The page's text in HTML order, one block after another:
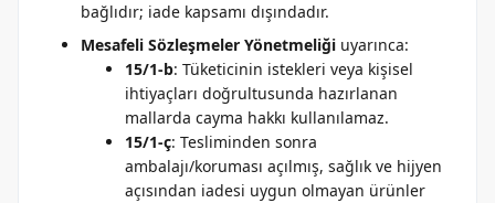
bağlıdır; iade kapsamı dışındadır.
Mesafeli Sözleşmeler Yönetmeliği uyarınca:
15/1-b: Tüketicinin istekleri veya kişisel
ihtiyaçları doğrultusunda hazırlanan
mallarda cayma hakkı kullanılamaz.
15/1-ç: Tesliminden sonra
ambalajı/koruması açılmış, sağlık ve hijyen
açısından iadesi uygun olmayan ürünler